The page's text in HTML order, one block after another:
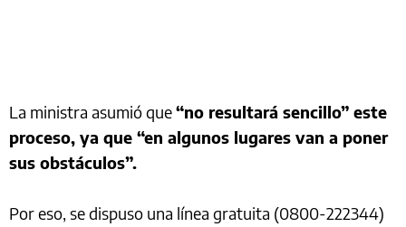
La ministra asumió que“no resultará sencillo” este
proceso, ya que “en algunos lugares van a poner
sus obstáculos”.
Por eso, se dispuso una línea gratuita (0800-222344)